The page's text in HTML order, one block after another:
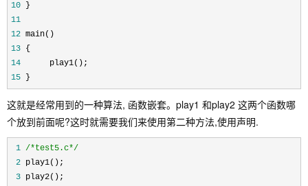
10 }
11
12 main()
13 {
14
      play1();
15 }
这就是经常用到的一种算法, 函数嵌套。play1 和play2 这两个函数哪
个放到前面呢?这时就需要我们来使用第二种方法,使用声明.
1 /*test5.c*/
2 play1();
3 play2();